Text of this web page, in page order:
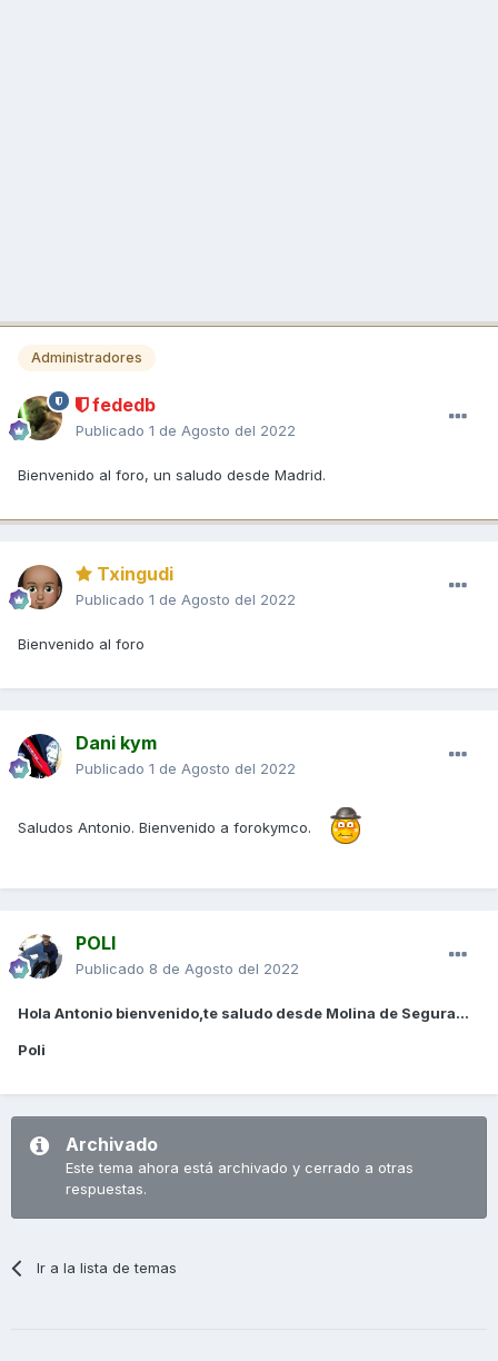
Administradores
fededb
Publicado 1 de Agosto del 2022
Bienvenido al foro, un saludo desde Madrid.
Txingudi
Publicado 1 de Agosto del 2022
Bienvenido al foro
Dani kym
Publicado 1 de Agosto del 2022
Saludos Antonio. Bienvenido a forokymco.
POLI
Publicado 8 de Agosto del 2022
Hola Antonio bienvenido,te saludo desde Molina de Segura...
Poli
Archivado
Este tema ahora está archivado y cerrado a otras
respuestas.
Ir a la lista de temas